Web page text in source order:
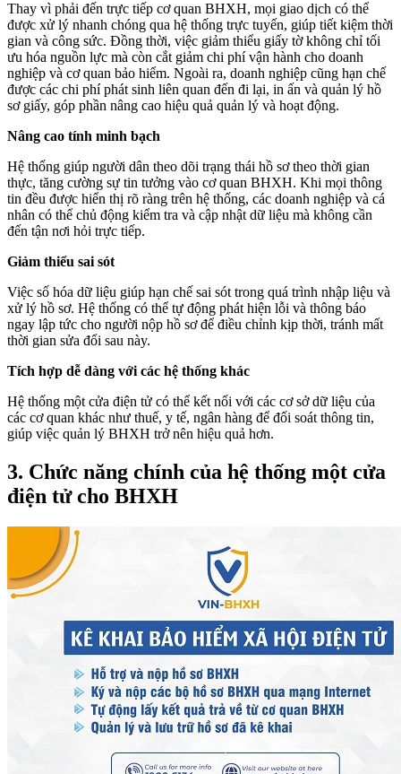
Thay vì phải đến trực tiếp cơ quan BHXH, mọi giao dịch có thể
được xử lý nhanh chóng qua hệ thống trực tuyến, giúp tiết kiệm thời
gian và công sức. Đồng thời, việc giảm thiểu giấy tờ không chỉ tối
ưu hóa nguồn lực mà còn cắt giảm chi phí vận hành cho doanh
nghiệp và cơ quan bảo hiểm. Ngoài ra, doanh nghiệp cũng hạn chế
được các chi phí phát sinh liên quan đến đi lại, in ấn và quản lý hồ
sơ giấy, góp phần nâng cao hiệu quả quản lý và hoạt động.
Nâng cao tính minh bạch
Hệ thống giúp người dân theo dõi trạng thái hồ sơ theo thời gian
thực, tăng cường sự tin tưởng vào cơ quan BHXH. Khi mọi thông
tin đều được hiển thị rõ ràng trên hệ thống, các doanh nghiệp và cá
nhân có thể chủ động kiểm tra và cập nhật dữ liệu mà không cần
đến tận nơi hỏi trực tiếp.
Giảm thiểu sai sót
Việc số hóa dữ liệu giúp hạn chế sai sót trong quá trình nhập liệu và
xử lý hồ sơ. Hệ thống có thể tự động phát hiện lỗi và thông báo
ngay lập tức cho người nộp hồ sơ để điều chỉnh kịp thời, tránh mất
thời gian sửa đổi sau này.
Tích hợp dễ dàng với các hệ thống khác
Hệ thống một cửa điện tử có thể kết nối với các cơ sở dữ liệu của
các cơ quan khác như thuế, y tế, ngân hàng để đối soát thông tin,
giúp việc quản lý BHXH trở nên hiệu quả hơn.
3. Chức năng chính của hệ thống một cửa
điện tử cho BHXH